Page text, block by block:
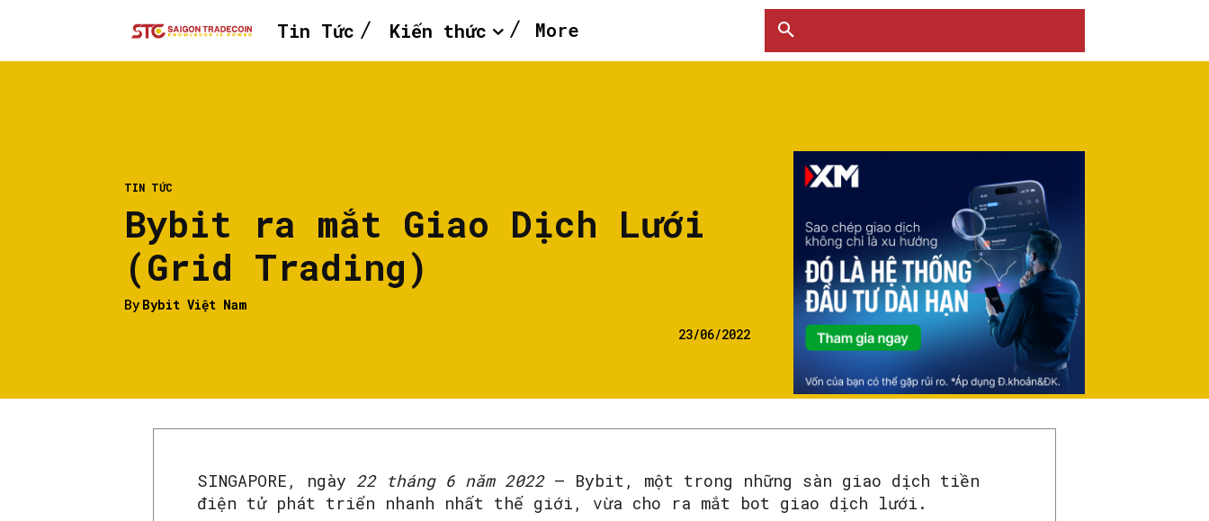
Tin Tức Kiến thức More
TIN TỨC
Bybit ra mắt Giao Dịch Lưới
(Grid Trading)
By Bybit Việt Nam
23/06/2022
SINGAPORE, ngày 22 tháng 6 năm 2022 – Bybit, một trong những sàn giao dịch tiền
điện tử phát triển nhanh nhất thế giới, vừa cho ra mắt bot giao dịch lưới.